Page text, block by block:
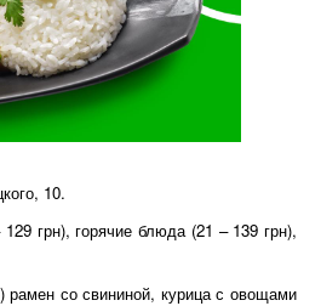
10.
грн), горячие блюда (21 – 139 грн),
со свининой, курица с овощами